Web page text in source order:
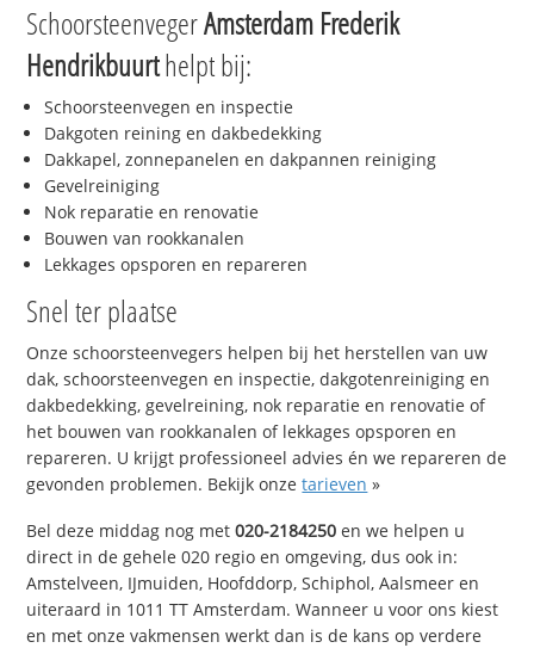
SchoorsteenvegerAmsterdam Frederik
Hendrikbuurthelpt bij:
Schoorsteenvegen en inspectie
Dakgoten reining en dakbedekking
Dakkapel, zonnepanelen en dakpannen reiniging
Gevelreiniging
Nok reparatie en renovatie
Bouwen van rookkanalen
Lekkages opsporen en repareren
Snel ter plaatse
Onze schoorsteenvegers helpen bij het herstellen van uw
dak, schoorsteenvegen en inspectie, dakgotenreiniging en
dakbedekking, gevelreining, nok reparatie en renovatie of
het bouwen van rookkanalen of lekkages opsporen en
repareren. U krijgt professioneel advies én we repareren de
gevonden problemen. Bekijk onzetarieven »
Bel deze middag nog met020-2184250 en we helpen u
direct in de gehele 020 regio en omgeving, dus ook in:
Amstelveen, IJmuiden, Hoofddorp, Schiphol, Aalsmeer en
uiteraard in 1011 TT Amsterdam. Wanneer u voor ons kiest
en met onze vakmensen werkt dan is de kans op verdere